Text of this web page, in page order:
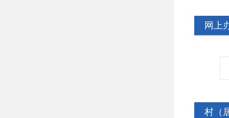
网上
村（